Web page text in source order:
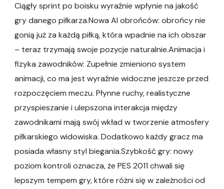
Ciągły sprint po boisku wyraźnie wpłynie na jakość
gry danego piłkarza.Nowa AI obrońców: obrońcy nie
gonią już za każdą piłką, która wpadnie na ich obszar
– teraz trzymają swoje pozycje naturalnie.Animacja i
fizyka zawodników: Zupełnie zmieniono system
animacji, co ma jest wyraźnie widoczne jeszcze przed
rozpoczęciem meczu. Płynne ruchy, realistyczne
przyspieszanie i ulepszona interakcja między
zawodnikami mają swój wkład w tworzenie atmosfery
piłkarskiego widowiska. Dodatkowo każdy gracz ma
posiada własny styl biegania.Szybkość gry: nowy
poziom kontroli oznacza, że PES 2011 chwali się
lepszym tempem gry, które różni się w zależności od